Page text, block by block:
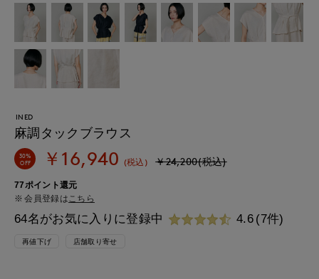
INED
麻調タックブラウス
30%
OFF
￥16,940 (税込) ￥24,200(税込)
77ポイント還元
会員登録は こちら
64名がお気に入りに登録中 4.6 (7件)
再値下げ 店舗取り寄せ